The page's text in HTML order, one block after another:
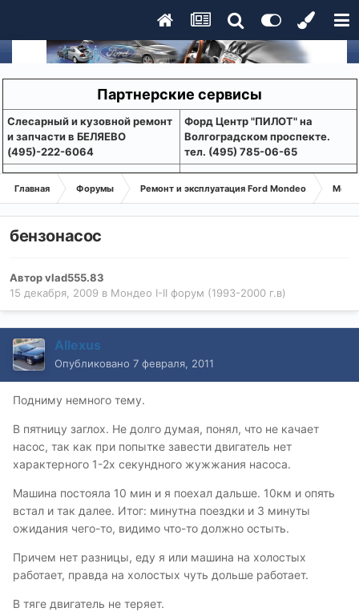
Партнерские сервисы
Слесарный и кузовной ремонт
и запчасти в БЕЛЯЕВО
(495)-222-6064
Форд Центр "ПИЛОТ" на
Волгоградском проспекте.
тел. (495) 785-06-65
Главная Форумы Ремонт и эксплуатация Ford Mondeo
бензонасос
Авторvlad555.83
15 декабря, 2009 в Мондео I-II форум (1993-2000 г.в)
Allexus
Опубликовано 7 февраля, 2011
Подниму немного тему.
В пятницу заглох. Не долго думая, понял, что не качает
насос, так как при попытке завести двигатель нет
характерного 1-2х секундного жужжания насоса.
Машина постояла 10 мин и я поехал дальше. 10км и опять
встал и так далее. Итог: минутна поездки и 3 минуты
ожидания чего-то, видимо что-то должно остыть.
Причем нет разницы, еду я или машина на холостых
работает, правда на холостых чуть дольше работает.
В тяге двигатель не теряет.